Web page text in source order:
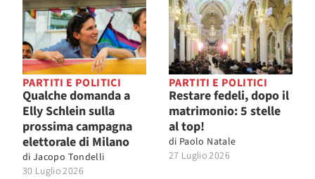
PARTITI E POLITICI
Qualche domanda a
Elly Schlein sulla
prossima campagna
elettorale di Milano
di Jacopo Tondelli
30 Luglio 2026
PARTITI E POLITICI
Restare fedeli, dopo il
matrimonio: 5 stelle
al top!
di Paolo Natale
27 Luglio 2026